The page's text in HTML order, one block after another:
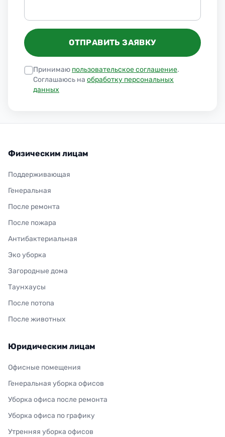
ОТПРАВИТЬ ЗАЯВКУ
Принимаю пользовательское соглашение.
Соглашаюсь на обработку персональных
данных
Физическим лицам
Поддерживающая
Генеральная
После ремонта
После пожара
Антибактериальная
Эко уборка
Загородные дома
Таунхаусы
После потопа
После животных
Юридическим лицам
Офисные помещения
Генеральная уборка офисов
Уборка офиса после ремонта
Уборка офиса по графику
Утренняя уборка офисов